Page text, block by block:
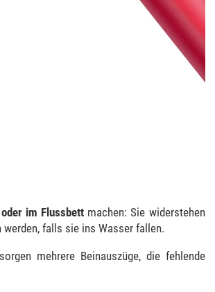
im Flussbett machen: Sie widerstehen
falls sie ins Wasser fallen.
mehrere Beinauszüge, die fehlende